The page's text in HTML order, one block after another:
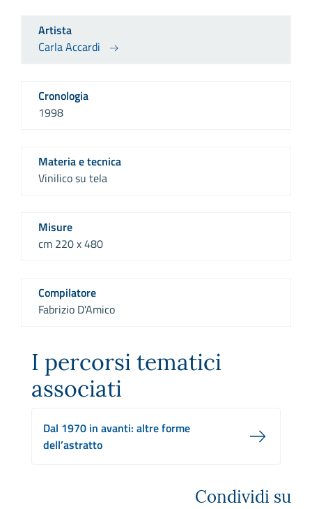
Artista
Carla Accardi
Cronologia
1998
Materia e tecnica
Vinilico su tela
Misure
cm 220 x 480
Compilatore
Fabrizio D'Amico
I percorsi tematici
associati
Dal 1970 in avanti: altre forme
dell’astratto
Condividi su